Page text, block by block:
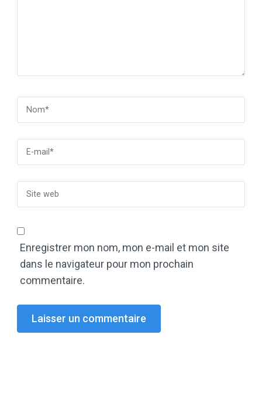
Enregistrer mon nom, mon e-mail et mon site
dans le navigateur pour mon prochain
commentaire.